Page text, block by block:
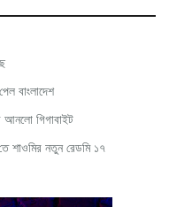
বাংলাদেশ
আনলো গিগাবাইট
শাওমির নতুন রেডমি ১৭